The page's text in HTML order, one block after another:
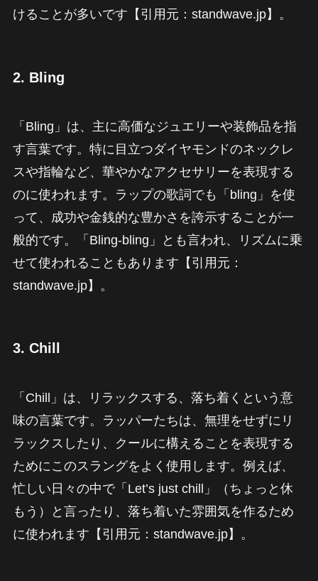
けることが多いです【引用元：standwave.jp】。
2. Bling
「Bling」は、主に高価なジュエリーや装飾品を指
す言葉です。特に目立つダイヤモンドのネックレ
スや指輪など、華やかなアクセサリーを表現する
のに使われます。ラップの歌詞でも「bling」を使
って、成功や金銭的な豊かさを誇示することが一
般的です。「Bling-bling」とも言われ、リズムに乗
せて使われることもあります【引用元：
standwave.jp】。
3. Chill
「Chill」は、リラックスする、落ち着くという意
味の言葉です。ラッパーたちは、無理をせずにリ
ラックスしたり、クールに構えることを表現する
ためにこのスラングをよく使用します。例えば、
忙しい日々の中で「Let’s just chill」（ちょっと休
もう）と言ったり、落ち着いた雰囲気を作るため
に使われます【引用元：standwave.jp】。